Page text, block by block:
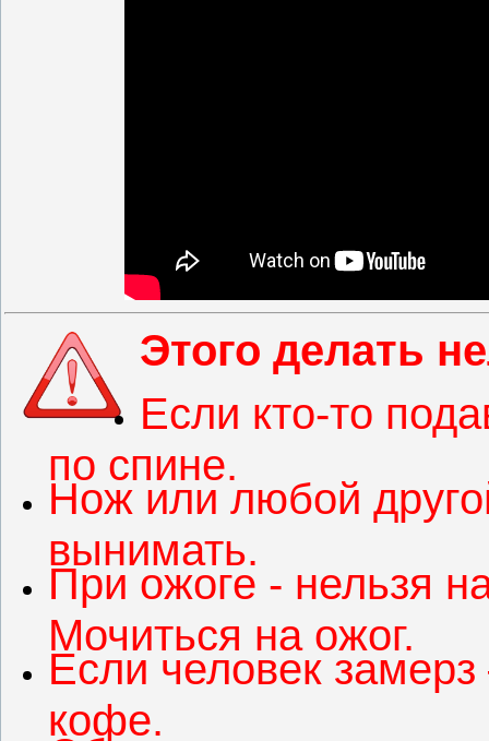
Этого делать
Если кто-то
по спине.
Нож или любой
вынимать.
При ожоге - нельзя
Мочиться на ожог.
Если человек
кофе.